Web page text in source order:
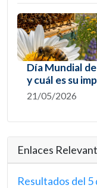
Día Mundial
y cuál es su
21/05/2026
Enlaces
Resultados del 5